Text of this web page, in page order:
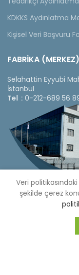
KDKKS Aydınlatma
Kişisel Veri Başvuru
FABRİKA (MERKEZ)
Selahattin Eyyubi
İstanbul
Tel : 0-212-689 56
Copyright © 2020
Veri
şekilde çerez